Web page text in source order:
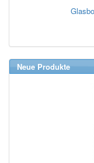
Neue Produkte